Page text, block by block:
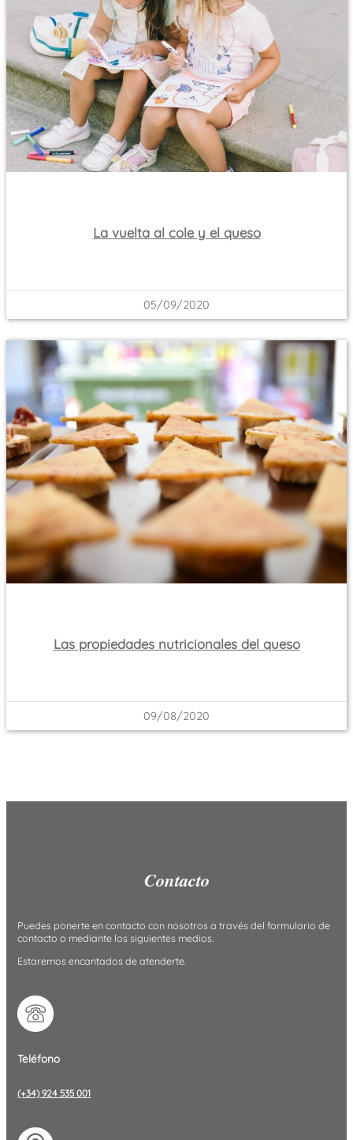
La vuelta al cole y el queso
05/09/2020
Las propiedades nutricionales del queso
09/08/2020
Contacto
Puedes ponerte en contacto con nosotros a través del formulario de
contacto o mediante los siguientes medios.
Estaremos encantados de atenderte.
Teléfono
(+34) 924 535 001